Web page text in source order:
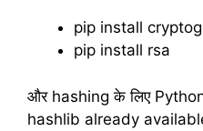
pip install
pip install rsa
और hashing के लिए
hashlib already